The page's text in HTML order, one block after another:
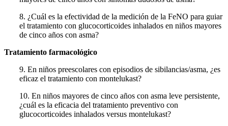
8. ¿Cuál es la efectividad de la medición de la FeNO para guiar
el tratamiento con glucocorticoides inhalados en niños mayores
de cinco años con asma?
Tratamiento farmacológico
9. En niños preescolares con episodios de sibilancias/asma, ¿es
eficaz el tratamiento con montelukast?
10. En niños mayores de cinco años con asma leve persistente,
¿cuál es la eficacia del tratamiento preventivo con
glucocorticoides inhalados versus montelukast?